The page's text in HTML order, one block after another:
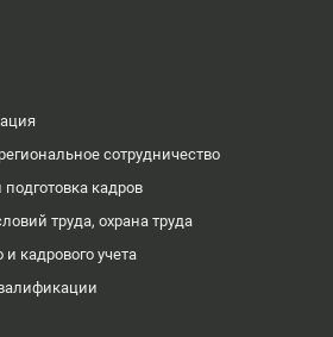
сотрудничество
кадров
труда, охрана труда
и кадрового учета